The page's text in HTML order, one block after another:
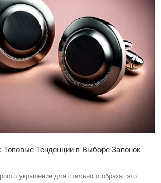
Тенденции в Выборе Запонок
украшение для стильного образа, это